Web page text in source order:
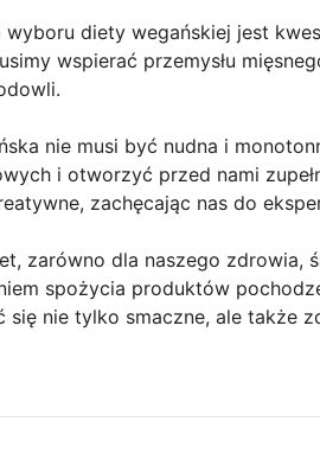
diety wegańskiej jest
wspierać przemysłu
nie musi być nudna i
i otworzyć przed nami
zachęcając nas do
zarówno dla naszego zdrowia,
spożycia produktów
nie tylko smaczne, ale także